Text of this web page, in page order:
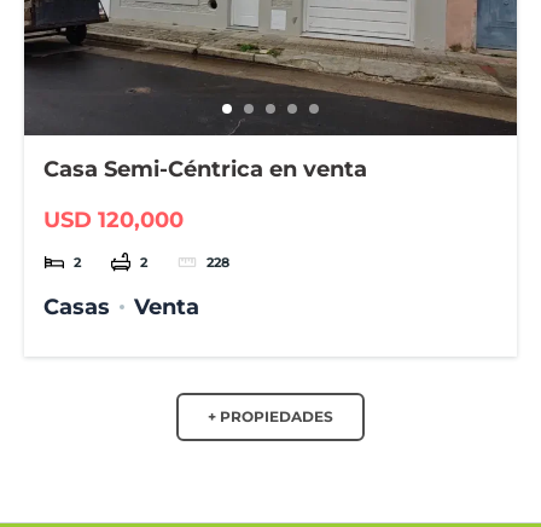
Casa Semi-Céntrica en venta
USD 120,000
2 2 228
Casas Venta
+ PROPIEDADES